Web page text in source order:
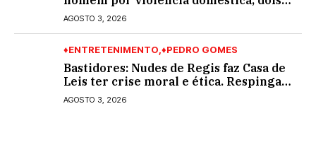
socos na cara dela
AGOSTO 3, 2026
♦ENTRETENIMENTO ♦PEDRO GOMES
Bastidores: Nudes de Regis faz Casa de
Leis ter crise moral e ética. Respinga
em todos os vereadores e decredibiliza
vereança
AGOSTO 3, 2026